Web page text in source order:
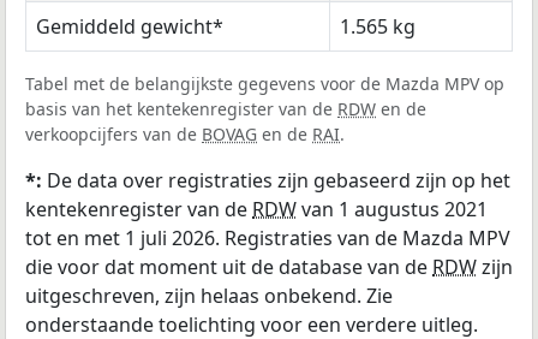
Gemiddeld gewicht*
1.565 kg
Tabel met de belangijkste gegevens voor de Mazda MPV op
basis van het kentekenregister van de RDW en de
verkoopcijfers van de BOVAG en de RAI.
*: De data over registraties zijn gebaseerd zijn op het
kentekenregister van de RDWvan 1 augustus 2021
tot en met 1 juli 2026. Registraties van de Mazda MPV
die voor dat moment uit de database van de RDWzijn
uitgeschreven, zijn helaas onbekend. Zie
onderstaande toelichting voor een verdere uitleg.